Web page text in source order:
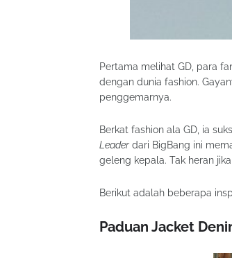
Pertama melihat GD, para
dengan dunia fashion.
penggemarnya.
Berkat fashion ala GD, ia
Leader dari BigBang ini
geleng kepala. Tak heran
Berikut adalah beberapa
Paduan Jacket